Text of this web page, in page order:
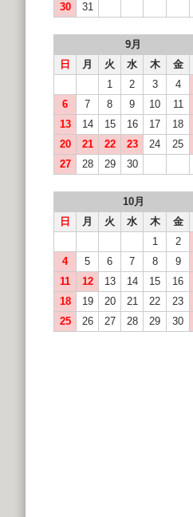
30
31
9月
日
月 火 水 木 金
1
2 3 4
6
7 8 9 10 11
13
14 15 16 17 18
20
21 22 23 24 25
27
28 29 30
10月
日
月 火 水 木 金
1
2
4
5 6 7 8 9
11
12 13 14 15 16
18
19 20 21 22 23
25
26 27 28 29 30